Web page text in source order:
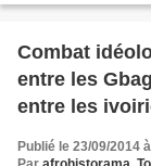
Combat
entre les
entre les
entre les
Publié le 23/09/2014